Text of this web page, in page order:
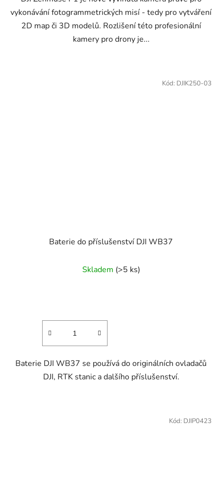
vykonávání fotogrammetrických misí - tedy pro vytváření
2D map či 3D modelů. Rozlišení této profesionální
kamery pro drony je...
Baterie do příslušenství DJI WB37
Skladem (>5 ks)
Baterie DJI WB37 se používá do originálních ovladačů
DJI, RTK stanic a dalšího příslušenství.
Kód: DJIK250-03
Kód: DJIP0423